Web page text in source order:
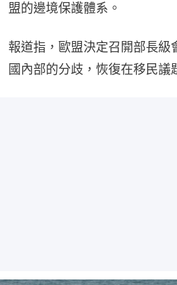
盟的邊境保護體系。
報道指，歐盟決定召開部長級
國內部的分歧，恢復在移民議